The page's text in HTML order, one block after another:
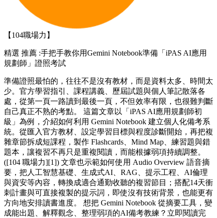
【104職場力】
精選 推薦 :手把手教你用Gemini Notebook準備「iPAS AI應用
規劃師」證照考試
準備證照最怕的，往往不是沒有教材，而是資料太多、時間太
少。官方學習指引、課程講義、歷屆試題與個人筆記散落各
處，從第一頁一路讀到最後一頁，不但效率有限，也很難判斷
自己真正不熟的考點。 這篇文章以「iPAS AI應用規劃師初
級」為例，介紹如何利用 Gemini Notebook 建立個人化備考系
統。從匯入官方教材、設定學習目標與程度診斷開始，再把複
雜章節拆成短課程，製作 Flashcards、Mind Map、練習題與錯
題本，讓複習不再只是重複閱讀，而能根據弱項持續調整。
([104 職場力][1]) 文章也示範如何使用 Audio Overview 語音摘
要，把人工智慧基礎、生成式AI、RAG、提示工程、AI倫理
與資安等內容，轉換成適合通勤收聽的複習節目；搭配14天衝
刺計畫與可直接複製的提示詞，即使沒有技術背景，也能更有
方向地安排讀書進度。 想把 Gemini Notebook 從摘要工具，變
成能出題、解釋觀念、整理弱項的AI備考教練？立即閱讀完